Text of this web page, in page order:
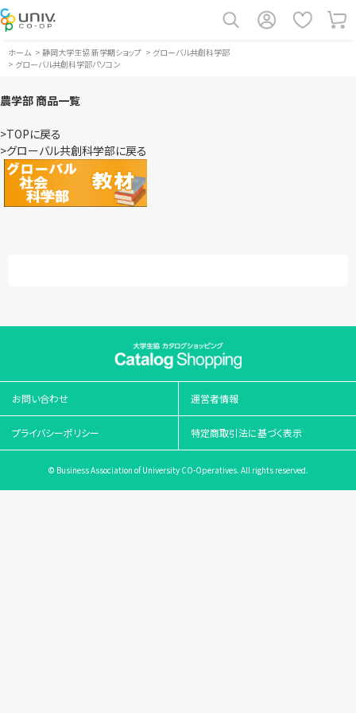
ホーム > 静岡大学生協 新学期ショップ > グローバル共創科学部
> グローバル共創科学部パソコン
農学部 商品一覧
>TOPに戻る
>グローバル共創科学部に戻る
お問い合わせ 運営者情報
プライバシーポリシー 特定商取引法に基づく表示
© Business Association of University CO-Operatives. All rights reserved.